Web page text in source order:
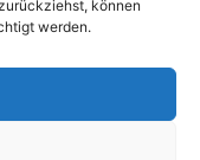
können
werden.